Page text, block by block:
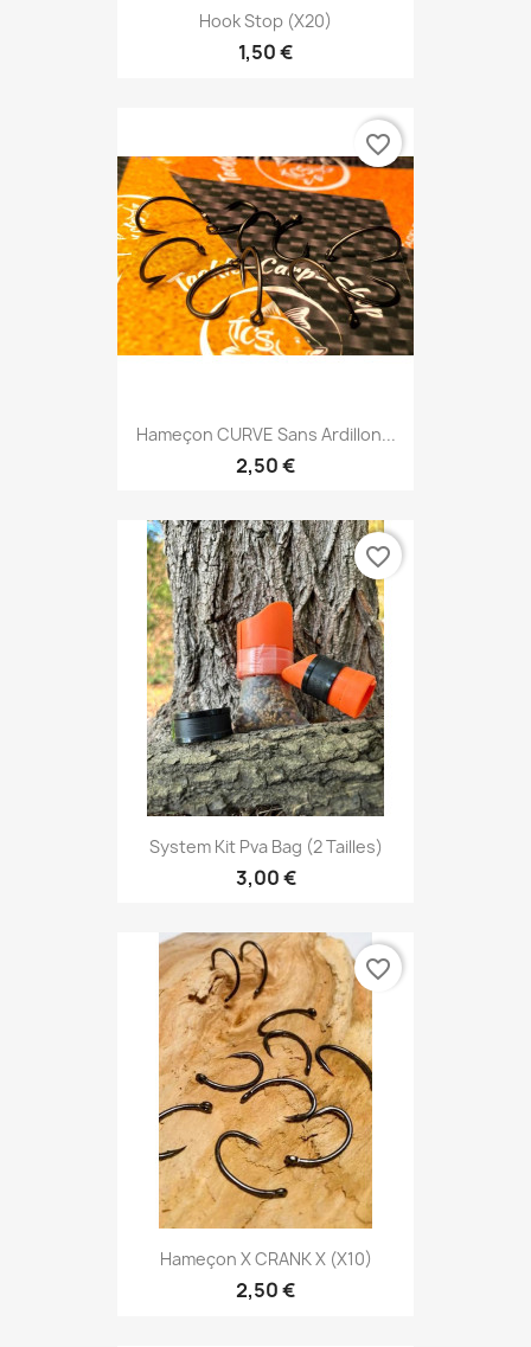
Hook Stop (x20)
1,50 €
Hameçon CURVE Sans Ardillon...
2,50 €
favorite_border
System Kit Pva Bag (2 Tailles)
3,00 €
favorite_border
Hameçon X CRANK X (x10)
2,50 €
favorite_border